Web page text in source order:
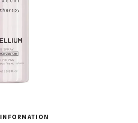
INFORMATION